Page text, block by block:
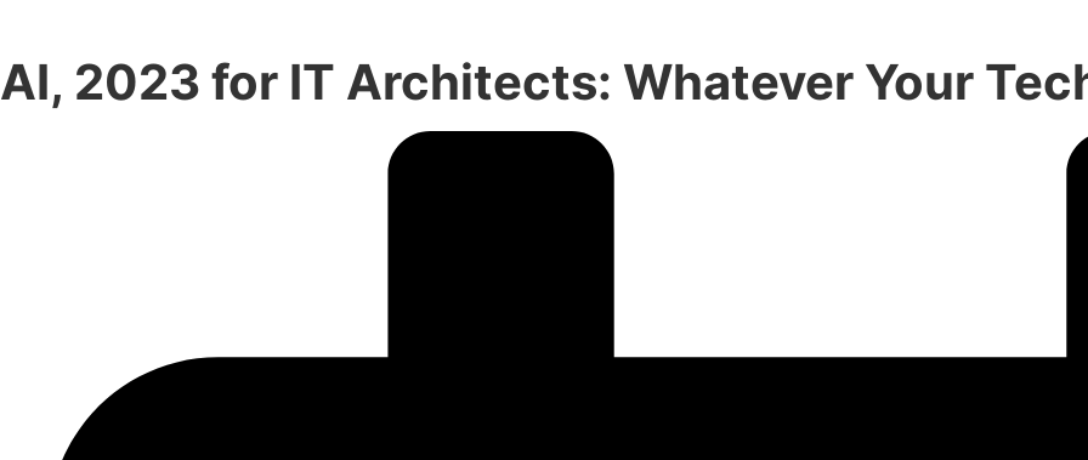
AI, 2023 for IT Architects: Whatever Your